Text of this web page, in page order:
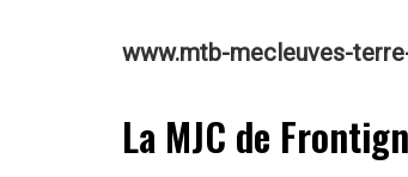
www.mtb-mecleuves-
La MJC de